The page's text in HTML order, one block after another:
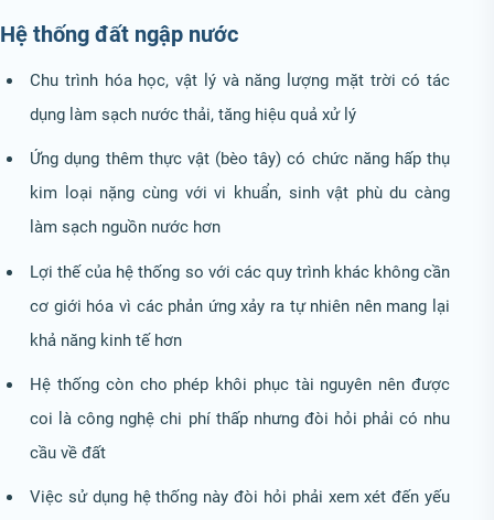
Hệ thống đất ngập nước
Chu trình hóa học, vật lý và năng lượng mặt trời có tác
dụng làm sạch nước thải, tăng hiệu quả xử lý
Ứng dụng thêm thực vật (bèo tây) có chức năng hấp thụ
kim loại nặng cùng với vi khuẩn, sinh vật phù du càng
làm sạch nguồn nước hơn
Lợi thế của hệ thống so với các quy trình khác không cần
cơ giới hóa vì các phản ứng xảy ra tự nhiên nên mang lại
khả năng kinh tế hơn
Hệ thống còn cho phép khôi phục tài nguyên nên được
coi là công nghệ chi phí thấp nhưng đòi hỏi phải có nhu
cầu về đất
Việc sử dụng hệ thống này đòi hỏi phải xem xét đến yếu